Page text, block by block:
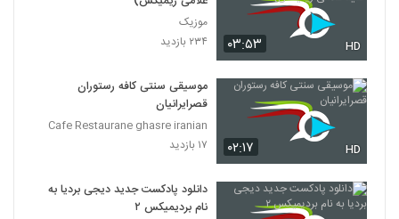
۰۳:۵۳ HD
موزیک
۲۳۴ بازدید
۰۲:۱۷ HD
موسیقی سنتی کافه رستوران
قصرایرانیان
Cafe Restaurane ghasre iranian
۱۷ بازدید
دانلود پادکست جدید دیجی بردیا به
نام بردیمیکس ۲